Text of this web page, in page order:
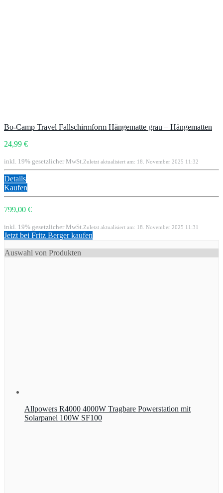
Bo-Camp Travel Fallschirmform Hängematte grau – Hängematten
24,99 €
inkl. 19% gesetzlicher MwSt.Zuletzt aktualisiert am: 18. November 2025 11:32
Details
Kaufen
799,00 €
inkl. 19% gesetzlicher MwSt.Zuletzt aktualisiert am: 18. November 2025 11:31
Jetzt bei Fritz Berger kaufen
Auswahl von Produkten
Allpowers R4000 4000W Tragbare Powerstation mit
Solarpanel 100W SF100